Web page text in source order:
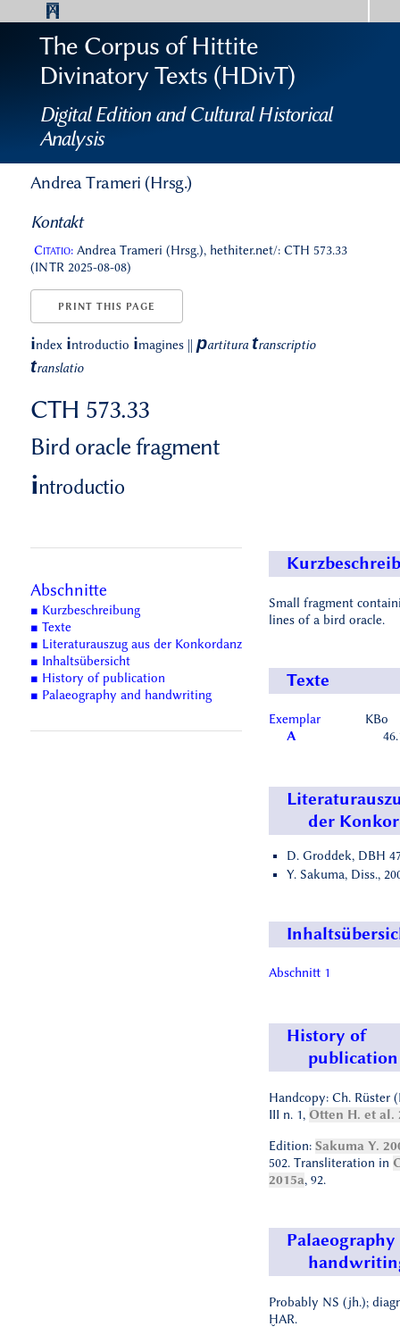
The Corpus of Hittite
Divinatory Texts (HDivT)
Digital Edition and Cultural Historical
Analysis
Andrea Trameri (Hrsg.)
Kontakt
Citatio:Andrea Trameri (Hrsg.), hethiter.net/: CTH 573.33
(INTR 2025-08-08)
PRINT THIS PAGE
index introductio imagines partitura transcriptio
translatio
CTH 573.33
Bird oracle fragment
introductio
Abschnitte
■ Kurzbeschreibung
■ Texte
■ Literaturauszug aus der Konkordanz
■ Inhaltsübersicht
■ History of publication
■ Palaeography and handwriting
Small fragment
lines of a bird oracle.
Texte
Exemplar
A
KBo
der
D. Groddek, DBH
Y. Sakuma, Diss.,
Abschnitt 1
History of
publication
Handcopy: Ch. Rüster
III n. 1, Otten H. et al.
Edition: Sakuma Y.
502. Transliteration in
2015a, 92.
Palaeography
Probably NS (jh.);
ḪAR.